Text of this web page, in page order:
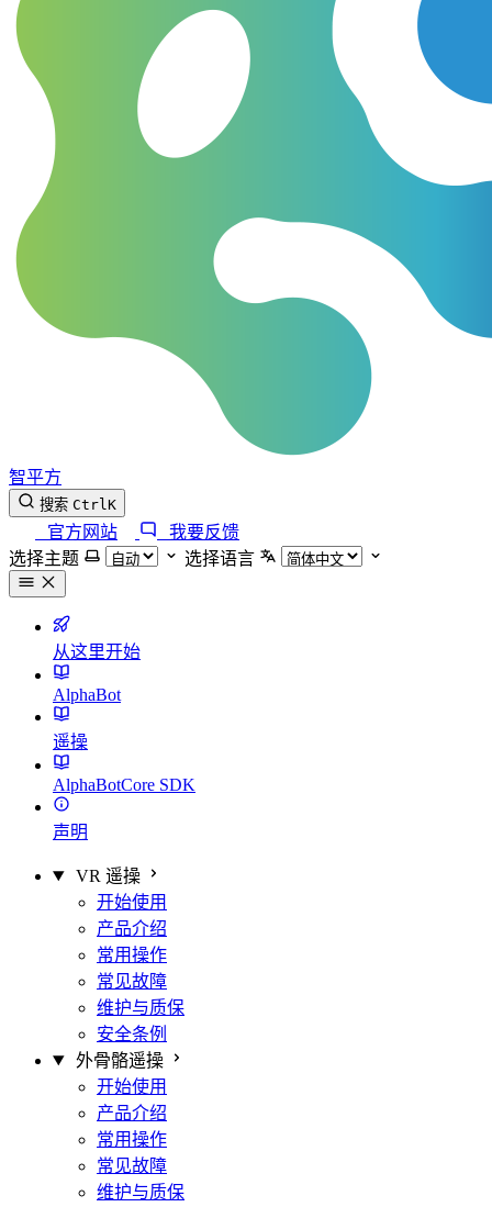
智平方
搜索 CtrlK
官方网站
我要反馈
选择主题
选择语言
从这里开始
AlphaBot
遥操
AlphaBotCore SDK
声明
VR 遥操
开始使用
产品介绍
常用操作
常见故障
维护与质保
安全条例
外骨骼遥操
开始使用
产品介绍
常用操作
常见故障
维护与质保